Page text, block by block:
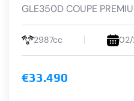
GLE350D COUPE
2987cc 02/
€33.490